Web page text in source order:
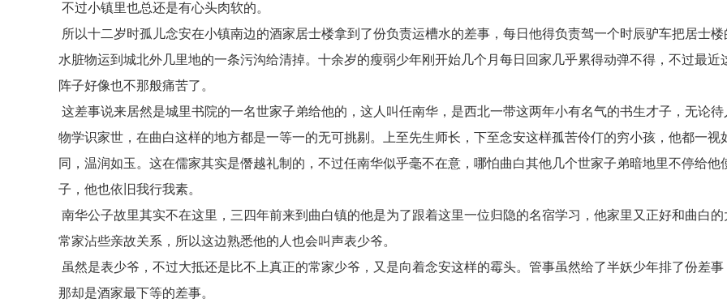
不过小镇里也总还是有心头肉软的。
所以十二岁时孤儿念安在小镇南边的酒家居士楼拿到了份负责运槽水的差事，每日他得负责驾一个时辰驴车把居士楼
水脏物运到城北外几里地的一条污沟给清掉。十余岁的瘦弱少年刚开始几个月每日回家几乎累得动弹不得，不过最近
阵子好像也不那般痛苦了。
这差事说来居然是城里书院的一名世家子弟给他的，这人叫任南华，是西北一带这两年小有名气的书生才子，无论待
物学识家世，在曲白这样的地方都是一等一的无可挑剔。上至先生师长，下至念安这样孤苦伶仃的穷小孩，他都一视
同，温润如玉。这在儒家其实是僭越礼制的，不过任南华似乎毫不在意，哪怕曲白其他几个世家子弟暗地里不停给他
子，他也依旧我行我素。
南华公子故里其实不在这里，三四年前来到曲白镇的他是为了跟着这里一位归隐的名宿学习，他家里又正好和曲白的
常家沾些亲故关系，所以这边熟悉他的人也会叫声表少爷。
虽然是表少爷，不过大抵还是比不上真正的常家少爷，又是向着念安这样的霉头。管事虽然给了半妖少年排了份差事
那却是酒家最下等的差事。